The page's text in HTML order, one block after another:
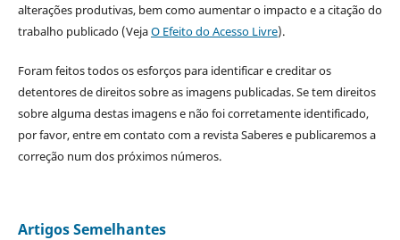
alterações produtivas, bem como aumentar o impacto e a citação do
trabalho publicado (VejaO Efeito do Acesso Livre).
Foram feitos todos os esforços para identificar e creditar os
detentores de direitos sobre as imagens publicadas. Se tem direitos
sobre alguma destas imagens e não foi corretamente identificado,
por favor, entre em contato com a revista Saberes e publicaremos a
correção num dos próximos números.
Artigos Semelhantes